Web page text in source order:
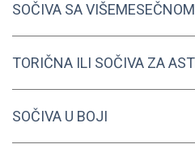
SOČIVA SA
TORIČNA ILI SOČIVA ZA
SOČIVA U BOJI